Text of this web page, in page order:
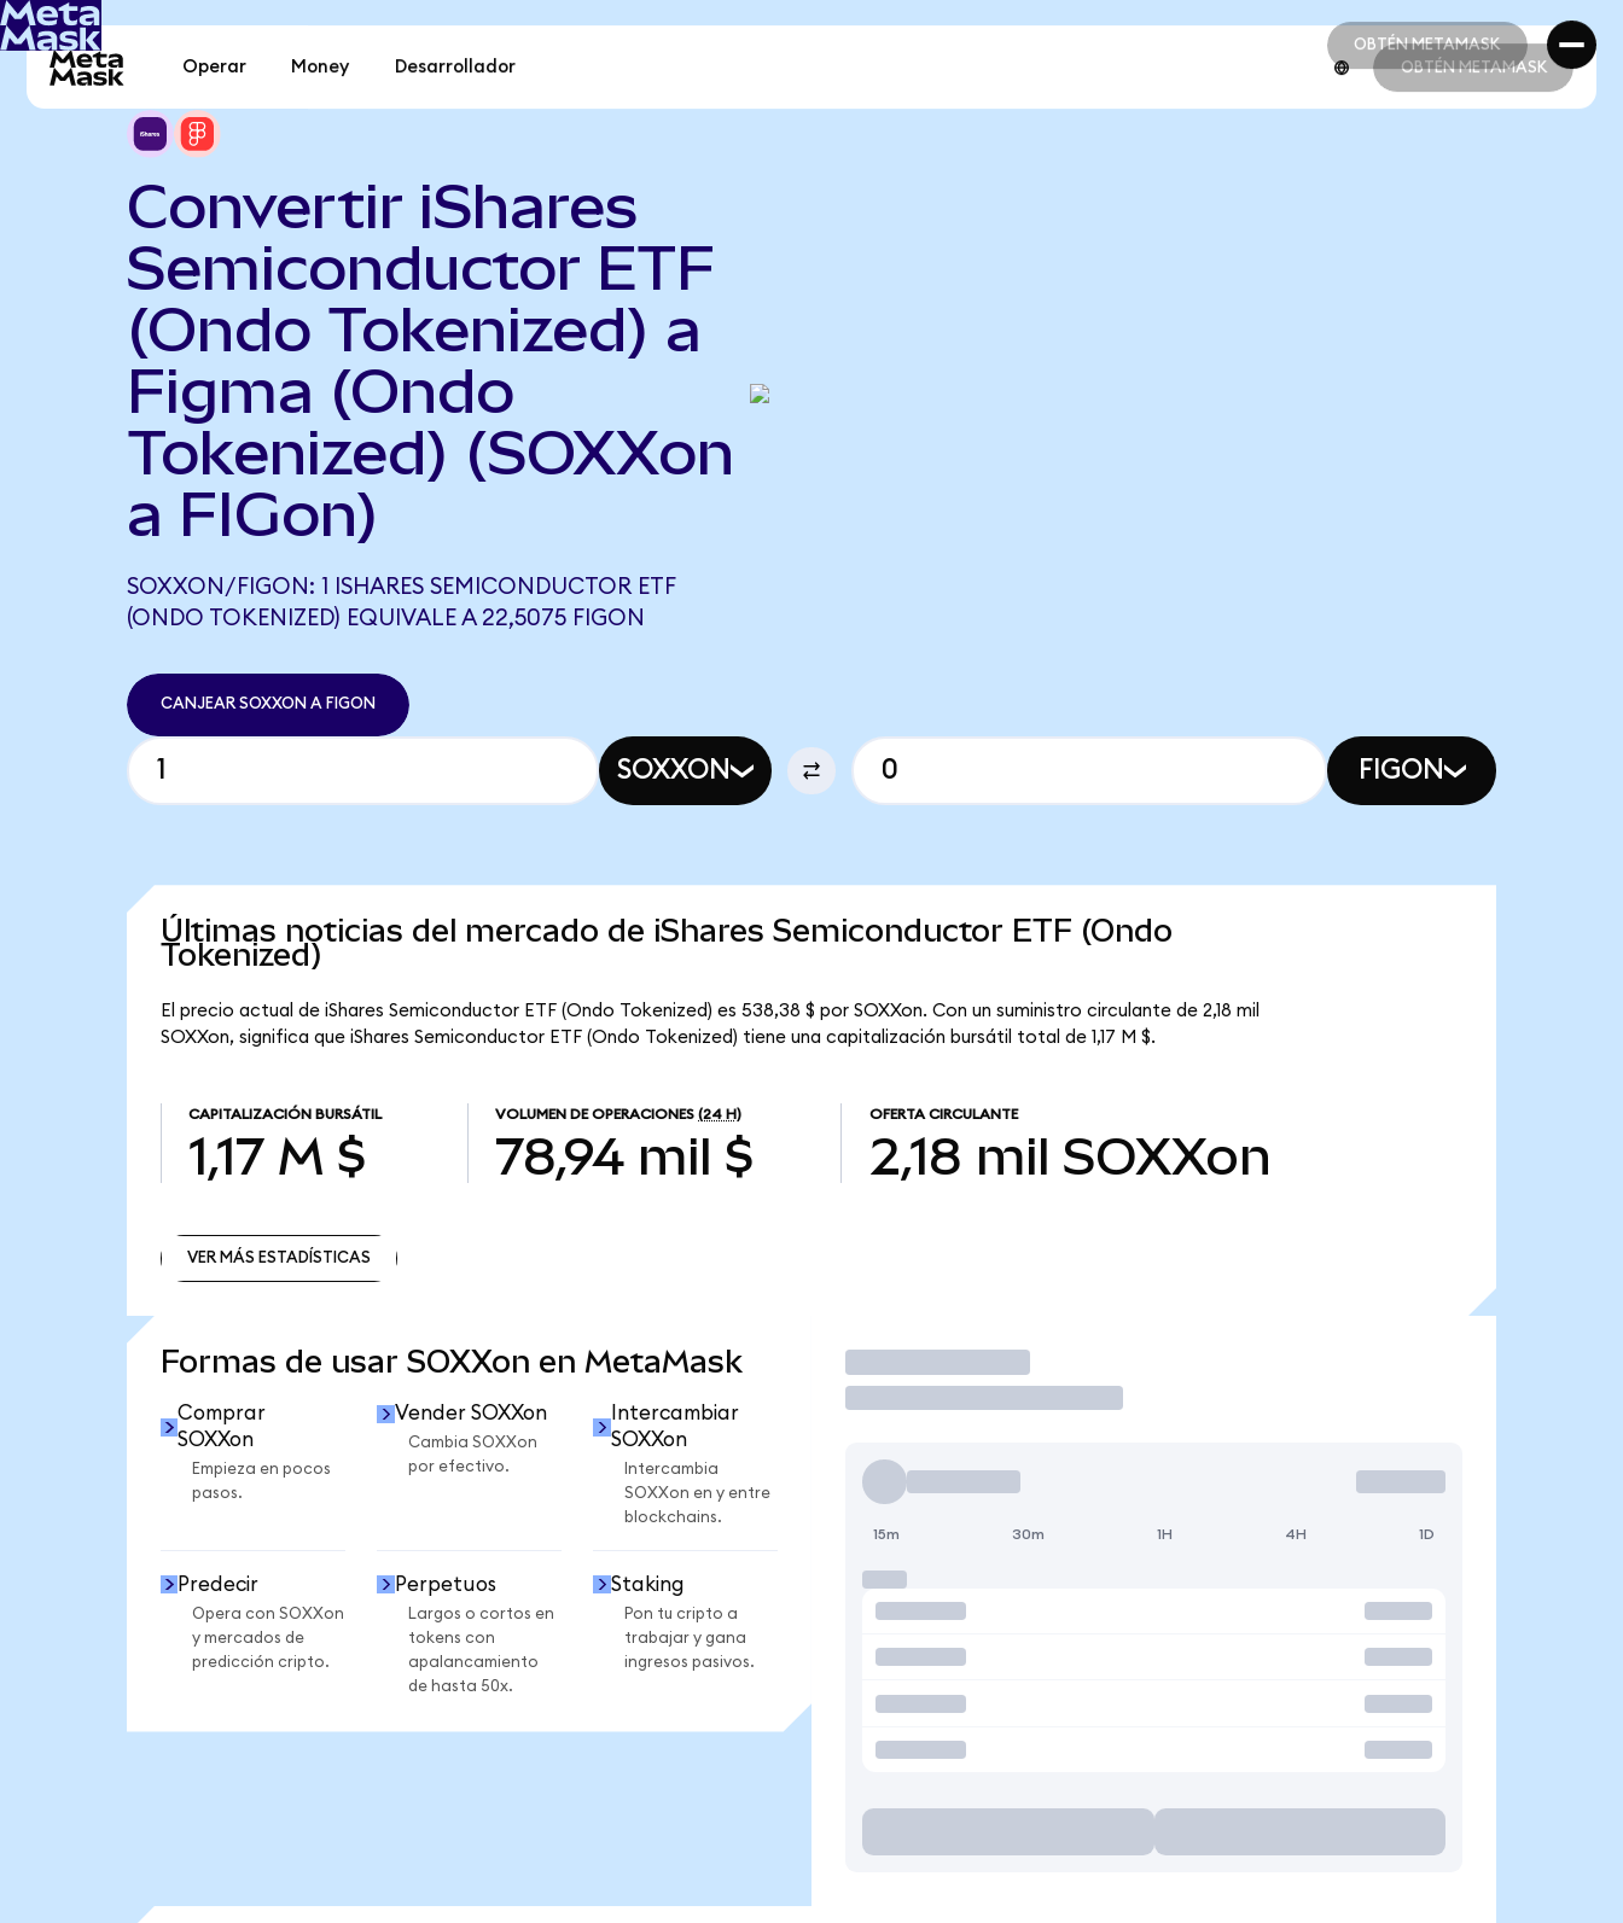
OBTÉN METAMASK
OBTÉN METAMASK
Operar Money Desarrollador OBTÉN METAMASK
Convertir iShares
Semiconductor ETF
(Ondo Tokenized) a
Figma (Ondo
Tokenized) (SOXXon
a FIGon)
SOXXON/FIGON: 1 ISHARES SEMICONDUCTOR ETF
(ONDO TOKENIZED) EQUIVALE A 22,5075 FIGON
CANJEAR SOXXON A FIGON
SOXXON FIGON
Últimas noticias del mercado de iShares Semiconductor ETF (Ondo
Tokenized)
El precio actual de iShares Semiconductor ETF (Ondo Tokenized) es 538,38 $ por SOXXon. Con un suministro circulante de 2,18 mil
SOXXon, significa que iShares Semiconductor ETF (Ondo Tokenized) tiene una capitalización bursátil total de 1,17 M $.
CAPITALIZACIÓN BURSÁTIL
1,17 M $
VOLUMEN DE OPERACIONES (24 H)
78,94 mil $
OFERTA CIRCULANTE
2,18 mil SOXXon
VER MÁS ESTADÍSTICAS
Formas de usar SOXXon en MetaMask
Comprar
SOXXon
Empieza en pocos
pasos.
Vender SOXXon
Cambia SOXXon
por efectivo.
Intercambiar
SOXXon
Intercambia
SOXXon en y entre
blockchains.
Predecir
Opera con SOXXon
y mercados de
predicción cripto.
Perpetuos
Largos o cortos en
tokens con
apalancamiento
de hasta 50x.
Staking
Pon tu cripto a
trabajar y gana
ingresos pasivos.
Operar
15m 30m 1H 4H 1D